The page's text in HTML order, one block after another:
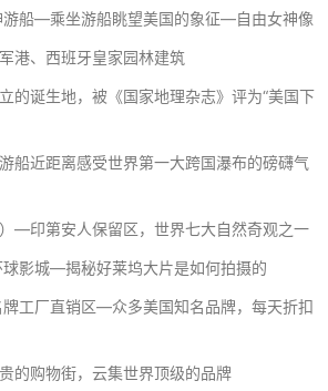
游船—乘坐游船眺望美国的象征—自由女神像
港、西班牙皇家园林建筑
的诞生地，被《国家地理杂志》评为“美国下
船近距离感受世界第一大跨国瀑布的磅礴气
—印第安人保留区，世界七大自然奇观之一
球影城—揭秘好莱坞大片是如何拍摄的
牌工厂直销区—众多美国知名品牌，每天折扣
的购物街，云集世界顶级的品牌